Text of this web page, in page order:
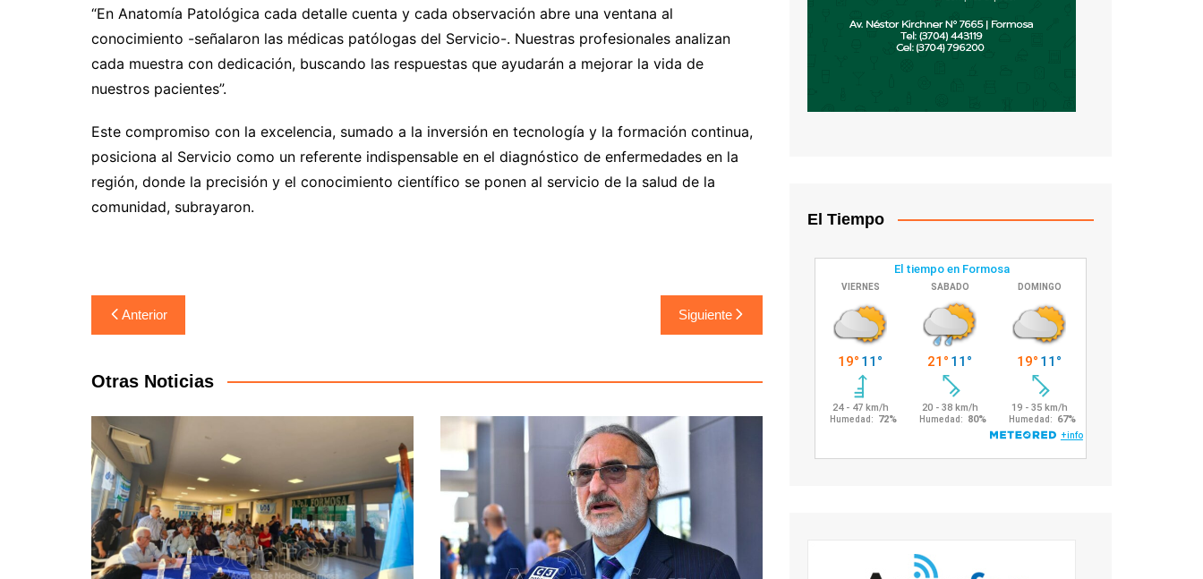
“En Anatomía Patológica cada detalle cuenta y cada observación abre una ventana al
conocimiento -señalaron las médicas patólogas del Servicio-. Nuestras profesionales analizan
cada muestra con dedicación, buscando las respuestas que ayudarán a mejorar la vida de
nuestros pacientes”.
Este compromiso con la excelencia, sumado a la inversión en tecnología y la formación continua,
posiciona al Servicio como un referente indispensable en el diagnóstico de enfermedades en la
región, donde la precisión y el conocimiento científico se ponen al servicio de la salud de la
comunidad, subrayaron.
Navegación
de
entradas
Anterior Siguiente
Otras Noticias
El Tiempo